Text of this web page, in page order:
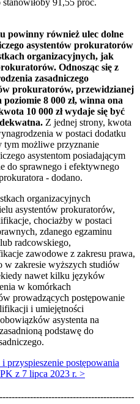
powinny również ulec dolne
asystentów prokuratorów
organizacyjnych, jak
Odnosząc się z
zasadniczego
prokuratorów, przewidzianej
8 000 zł, winna ona
10 000 zł wydaje się być
Z jednej strony, kwota
w postaci dodatku
tym możliwe przyznanie
asystentom posiadającym
do sprawnego i efektywnego
- dodano.
organizacyjnych
asystentów prokuratorów,
chociażby w postaci
zdanego egzaminu
radcowskiego,
zawodowe z zakresu prawa,
w zakresie wyższych studiów
nawet kilku języków
w komórkach
prowadzących postępowanie
i umiejętności
asystenta na
podstawę do
przyspieszenie postępowania
z 7 lipca 2023 r. >